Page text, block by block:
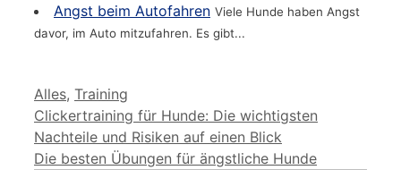
Angst beim Autofahren Viele Hunde haben Angst
davor, im Auto mitzufahren. Es gibt...
Kategorien
Alles, Training
Clickertraining für Hunde: Die wichtigsten
Nachteile und Risiken auf einen Blick
Die besten Übungen für ängstliche Hunde